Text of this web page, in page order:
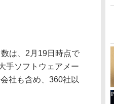
は、2月19日時点で
手ソフトウェアメー
社も含め、360社以